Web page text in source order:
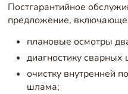
Постгарантийное
предложение,
плановые осмотры
диагностику
очистку внутренней
шлама;